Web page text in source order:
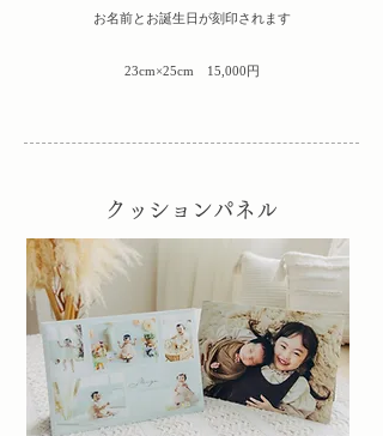
​お名前とお誕生日が刻印されます
23cm×25cm 15,000円
クッションパネル